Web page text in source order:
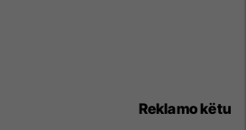
Reklamo këtu